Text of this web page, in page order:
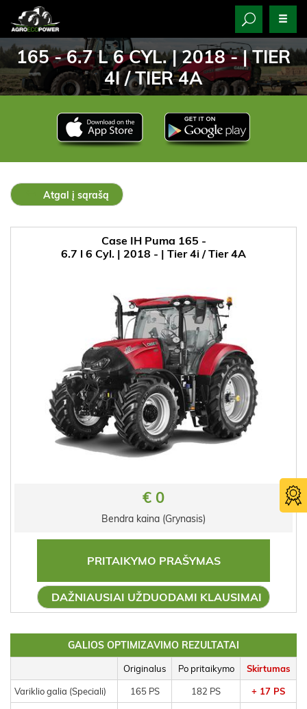
165 - 6.7 L 6 CYL. | 2018 - | TIER
4I / TIER 4A
Atgal į sąrašą
Case IH Puma 165 -
6.7 l 6 Cyl. | 2018 - | Tier 4i / Tier 4A
€ 0
Bendra kaina (Grynasis)
PRITAIKYMO PRAŠYMAS
DAŽNIAUSIAI UŽDUODAMI KLAUSIMAI
GALIOS OPTIMIZAVIMO REZULTATAI
Originalus Po pritaikymo Skirtumas
Variklio galia (Speciali) 165 PS 182 PS + 17 PS